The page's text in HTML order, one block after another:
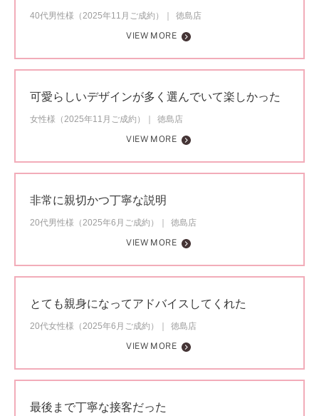
40代男性様（2025年11月ご成約）
徳島店
VIEW MORE
可愛らしいデザインが多く選んでいて楽しかった
女性様（2025年11月ご成約）
徳島店
VIEW MORE
非常に親切かつ丁寧な説明
20代男性様（2025年6月ご成約）
徳島店
VIEW MORE
とても親身になってアドバイスしてくれた
20代女性様（2025年6月ご成約）
徳島店
VIEW MORE
最後まで丁寧な接客だった